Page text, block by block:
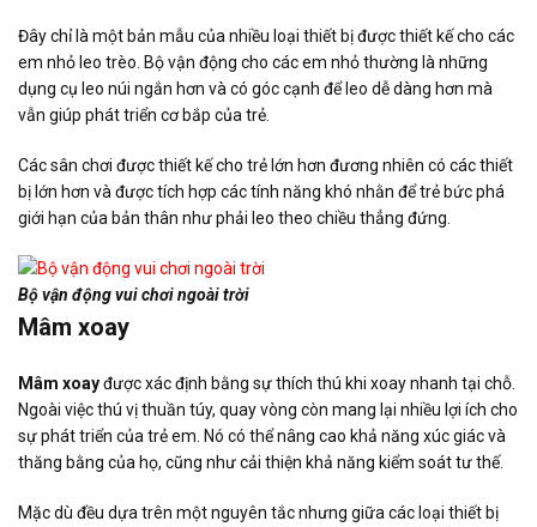
Đây chỉ là một bản mẫu của nhiều loại thiết bị được thiết kế cho các
em nhỏ leo trèo. Bộ vận động cho các em nhỏ thường là những
dụng cụ leo núi ngắn hơn và có góc cạnh để leo dễ dàng hơn mà
vẫn giúp phát triển cơ bắp của trẻ.
Các sân chơi được thiết kế cho trẻ lớn hơn đương nhiên có các thiết
bị lớn hơn và được tích hợp các tính năng khó nhằn để trẻ bức phá
giới hạn của bản thân như phải leo theo chiều thẳng đứng.
Bộ vận động vui chơi ngoài trời
Mâm xoay
Mâm xoayđược xác định bằng sự thích thú khi xoay nhanh tại chỗ.
Ngoài việc thú vị thuần túy, quay vòng còn mang lại nhiều lợi ích cho
sự phát triển của trẻ em. Nó có thể nâng cao khả năng xúc giác và
thăng bằng của họ, cũng như cải thiện khả năng kiểm soát tư thế.
Mặc dù đều dựa trên một nguyên tắc nhưng giữa các loại thiết bị